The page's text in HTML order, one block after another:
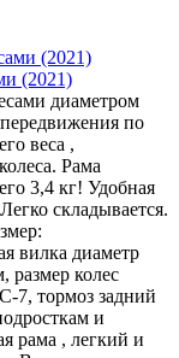
(2021)
диаметром
по
веса ,
Рама
3,4 кг! Удобная
складывается.
вилка диаметр
размер колес
7, тормоз задний
и
рама , легкий и